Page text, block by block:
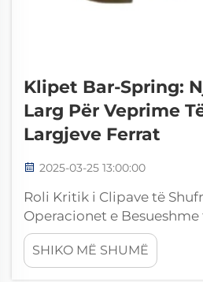
Klipet Bar-Spring:
Larg Për Veprime
Largjeve Ferrat
2025-03-25 13:00:00
Roli Kritik i Clipave të
Operacionet e
Njohja e Mekanikës së
Shtytje Clipat e shufres
shumë të rëndësishëm në
SHIKO MË SHUMË